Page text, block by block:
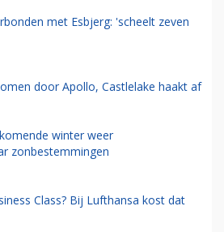
met Esbjerg: 'scheelt zeven
door Apollo, Castlelake haakt af
winter weer
zonbestemmingen
Class? Bij Lufthansa kost dat